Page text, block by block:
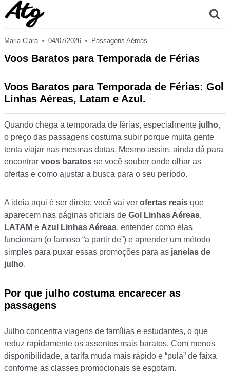
Skip
to
Maria Clara 04/07/2026 Passagens Aéreas
Voos Baratos para Temporada de Férias
Voos Baratos para Temporada de Férias: Gol
Linhas Aéreas, Latam e Azul.
Quando chega a temporada de férias, especialmente julho,
o preço das passagens costuma subir porque muita gente
tenta viajar nas mesmas datas. Mesmo assim, ainda dá para
encontrar voos baratos se você souber onde olhar as
ofertas e como ajustar a busca para o seu período.
A ideia aqui é ser direto: você vai ver ofertas reais que
aparecem nas páginas oficiais de Gol Linhas Aéreas,
LATAM e Azul Linhas Aéreas, entender como elas
funcionam (o famoso “a partir de”) e aprender um método
simples para puxar essas promoções para as janelas de
julho.
Por que julho costuma encarecer as
passagens
Julho concentra viagens de famílias e estudantes, o que
reduz rapidamente os assentos mais baratos. Com menos
disponibilidade, a tarifa muda mais rápido e “pula” de faixa
conforme as classes promocionais se esgotam.